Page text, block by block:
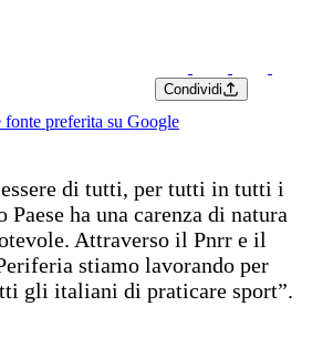
Condividi
preferita su Google
di tutti, per tutti in tutti i
ha una carenza di natura
Attraverso il Pnrr e il
stiamo lavorando per
gli italiani di praticare sport”.